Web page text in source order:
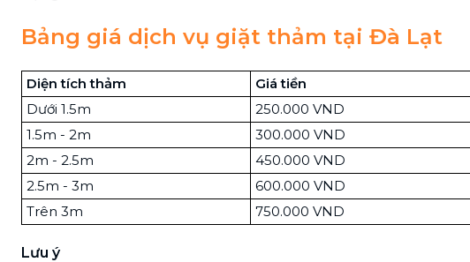
Bảng giá dịch vụ giặt thảm tại Đà Lạt
Diện tích thảm
Giá tiền
Dưới 1.5m
250.000 VND
1.5m - 2m
300.000 VND
2m - 2.5m
450.000 VND
2.5m - 3m
600.000 VND
Trên 3m
750.000 VND
Lưu ý